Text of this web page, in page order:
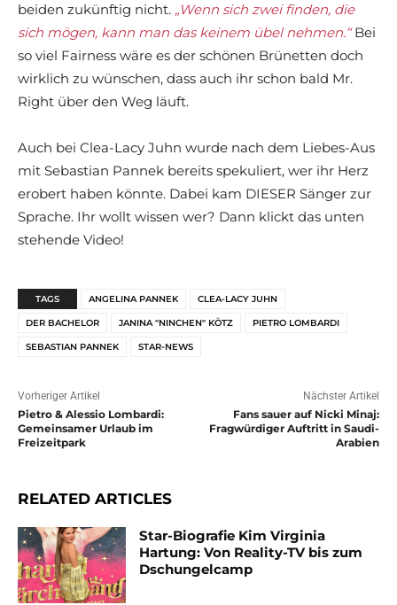
beiden zukünftig nicht. „Wenn sich zwei finden, die
sich mögen, kann man das keinem übel nehmen.“Bei
so viel Fairness wäre es der schönen Brünetten doch
wirklich zu wünschen, dass auch ihr schon bald Mr.
Right über den Weg läuft.
Auch bei Clea-Lacy Juhn wurde nach dem Liebes-Aus
mit Sebastian Pannek bereits spekuliert, wer ihr Herz
erobert haben könnte. Dabei kam DIESER Sänger zur
Sprache. Ihr wollt wissen wer? Dann klickt das unten
stehende Video!
TAGS ANGELINA PANNEK CLEA-LACY JUHN
DER BACHELOR JANINA "NINCHEN" KÖTZ PIETRO LOMBARDI
SEBASTIAN PANNEK STAR-NEWS
Vorheriger Artikel
Pietro & Alessio Lombardi:
Gemeinsamer Urlaub im
Freizeitpark
Nächster Artikel
Fans sauer auf Nicki Minaj:
Fragwürdiger Auftritt in Saudi-
Arabien
RELATED ARTICLES
Star-Biografie Kim Virginia
Hartung: Von Reality-TV bis zum
Dschungelcamp